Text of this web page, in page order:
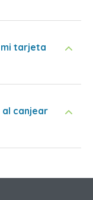
tarjeta
al canjear